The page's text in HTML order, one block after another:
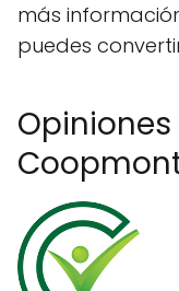
más
puedes